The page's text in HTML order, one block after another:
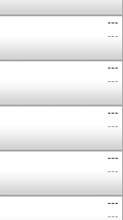
---
---
---
---
---
---
---
---
---
---